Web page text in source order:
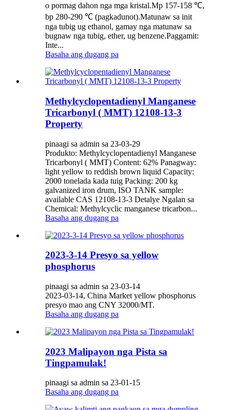
o pormag dahon nga mga kristal.Mp 157-158 ℃,
bp 280-290 ℃ (pagkadunot).Matunaw sa init
nga tubig ug ethanol, gamay nga matunaw sa
bugnaw nga tubig, ether, ug benzene.Paggamit:
Inte...
Basaha ang dugang pa
Methylcyclopentadienyl Manganese
Tricarbonyl ( MMT) 12108-13-3
Property
pinaagi sa admin sa 23-03-29
Produkto: Methylcyclopentadienyl Manganese
Tricarbonyl ( MMT) Content: 62% Panagway:
light yellow to reddish brown liquid Capacity:
2000 tonelada kada tuig Packing: 200 kg
galvanized iron drum, ISO TANK sample:
available CAS 12108-13-3 Detalye Ngalan sa
Chemical: Methylcyclic manganese tricarbon...
Basaha ang dugang pa
2023-3-14 Presyo sa yellow
phosphorus
pinaagi sa admin sa 23-03-14
2023-03-14, China Market yellow phosphorus
presyo mao ang CNY 32000/MT.
Basaha ang dugang pa
2023 Malipayon nga Pista sa
Tingpamulak!
pinaagi sa admin sa 23-01-15
Basaha ang dugang pa